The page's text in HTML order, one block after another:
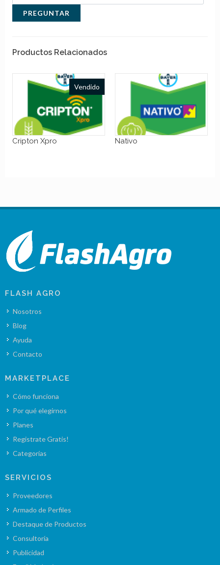
PREGUNTAR
Productos Relacionados
Vendido
Cripton Xpro Nativo
FLASH AGRO
Nosotros
Blog
Ayuda
Contacto
MARKETPLACE
Cómo funciona
Por qué elegirnos
Planes
Registrate Gratis!
Categorías
SERVICIOS
Proveedores
Armado de Perfiles
Destaque de Productos
Consultoría
Publicidad